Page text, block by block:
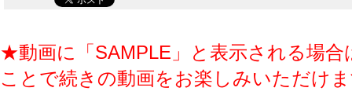
★動画に「SAMPLE」と表示される場合
ことで続きの動画をお楽しみいただけ